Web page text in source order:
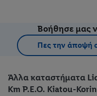
Βοήθησε μας
Πες την άποψή
Άλλα καταστήματα
Km P.E.O. Kiatou-